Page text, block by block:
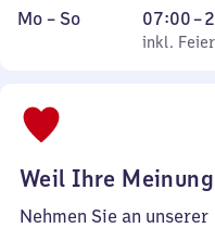
Montag
Mo – So,
inkl. Feiertage
07:00–
Von
7
inkl.
Weil Ihre
Nehmen Sie an unserer